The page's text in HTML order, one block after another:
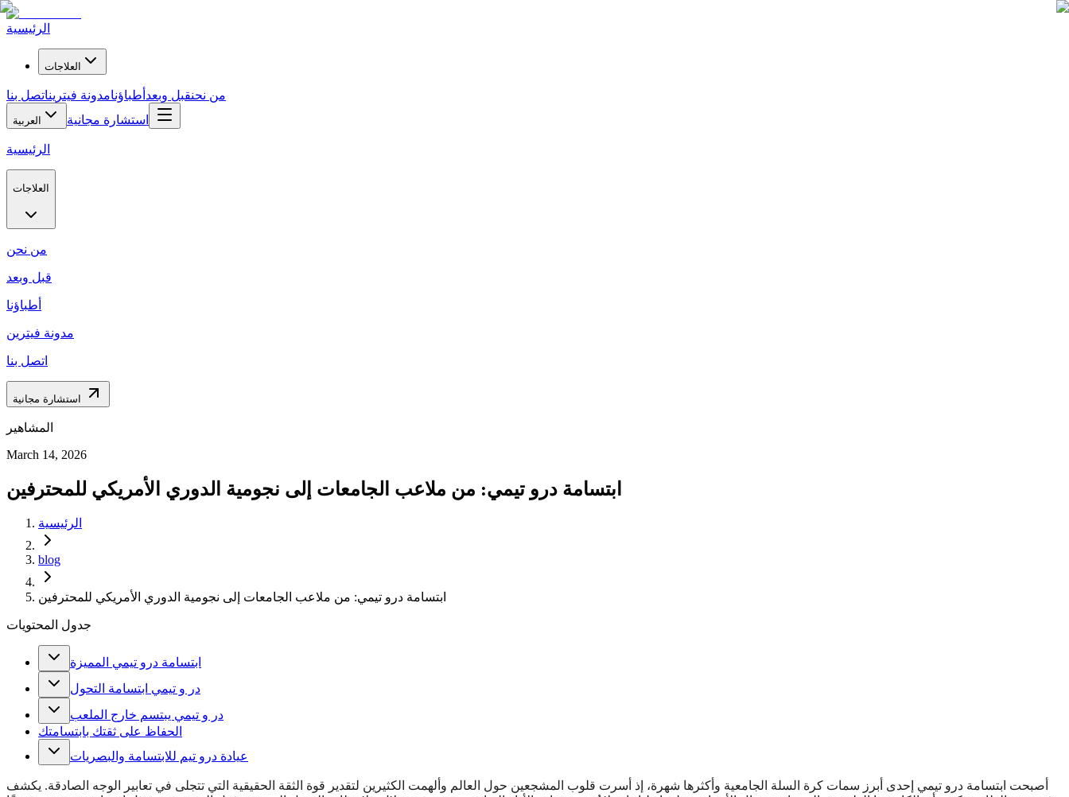
الرئيسية
العلاجات
من نحنقبل وبعد أطباؤنامدونة فيتريناتصل بنا
العربية استشارة مجانية
الرئيسية
العلاجات
من نحن
قبل وبعد
أطباؤنا
مدونة فيترين
اتصل بنا
استشارة مجانية
المشاهير
March 14, 2026
ابتسامة درو تيمي: من ملاعب الجامعات إلى نجومية الدوري الأمريكي للمحترفين
الرئيسية
blog
ابتسامة درو تيمي: من ملاعب الجامعات إلى نجومية الدوري الأمريكي للمحترفين
جدول المحتويات
ابتسامة درو تيمي المميزة
در و تيمي ابتسامة التحول
در و تيمي يبتسم خارج الملعب
الحفاظ على ثقتك بابتسامتك
عيادة درو تيم للابتسامة والبصريات
أصبحت ابتسامة درو تيمي إحدى أبرز سمات كرة السلة الجامعية وأكثرها شهرة، إذ أسرت قلوب المشجعين حول العالم وألهمت الكثيرين لتقدير قوة الثقة الحقيقية التي تتجلى في تعابير الوجه الصادقة. يكشف